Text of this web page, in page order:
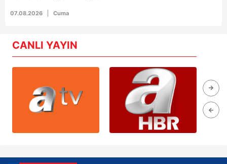
07.08.2026 Cuma
CANLI YAYIN